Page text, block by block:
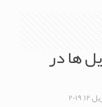
ها در
2019